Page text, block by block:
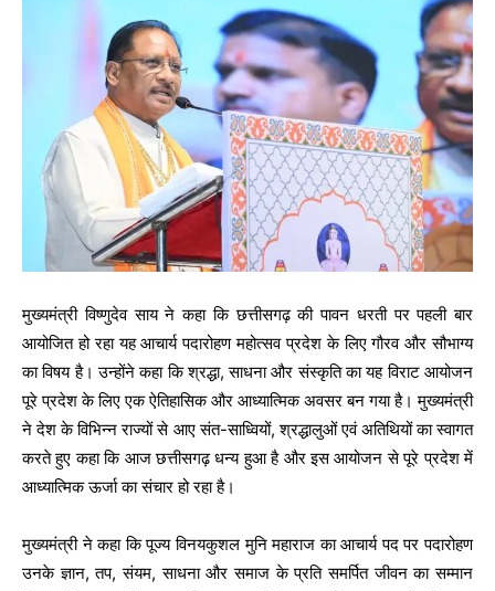
मुख्यमंत्री विष्णुदेव साय ने कहा कि छत्तीसगढ़ की पावन धरती पर पहली बार
आयोजित हो रहा यह आचार्य पदारोहण महोत्सव प्रदेश के लिए गौरव और सौभाग्य
का विषय है। उन्होंने कहा कि श्रद्धा, साधना और संस्कृति का यह विराट आयोजन
पूरे प्रदेश के लिए एक ऐतिहासिक और आध्यात्मिक अवसर बन गया है। मुख्यमंत्री
ने देश के विभिन्न राज्यों से आए संत-साध्वियों, श्रद्धालुओं एवं अतिथियों का स्वागत
करते हुए कहा कि आज छत्तीसगढ़ धन्य हुआ है और इस आयोजन से पूरे प्रदेश में
आध्यात्मिक ऊर्जा का संचार हो रहा है।
मुख्यमंत्री ने कहा कि पूज्य विनयकुशल मुनि महाराज का आचार्य पद पर पदारोहण
उनके ज्ञान, तप, संयम, साधना और समाज के प्रति समर्पित जीवन का सम्मान